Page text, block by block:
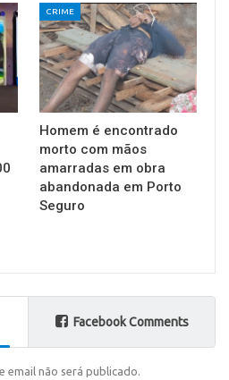
CRIME
Homem é encontrado
morto com mãos
amarradas em obra
abandonada em Porto
Seguro
Facebook Comments
email não será publicado.